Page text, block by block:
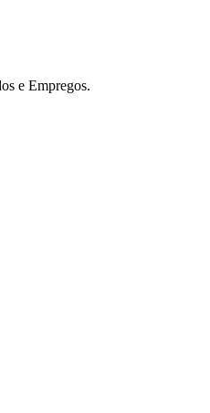
e Empregos.